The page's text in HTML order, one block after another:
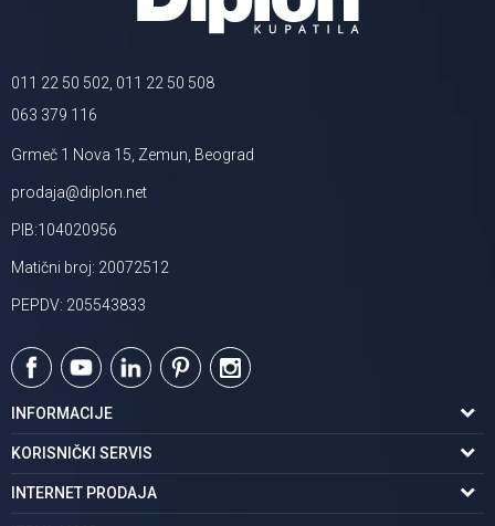
011 22 50 502, 011 22 50 508
063 379 116
Grmeč 1 Nova 15, Zemun, Beograd
prodaja@diplon.net
PIB:104020956
Matični broj: 20072512
PEPDV: 205543833
INFORMACIJE
O nama
Podaci o trgovcu
KORISNIČKI SERVIS
Uslovi korišćenja
Politika privatnosti
INTERNET PRODAJA